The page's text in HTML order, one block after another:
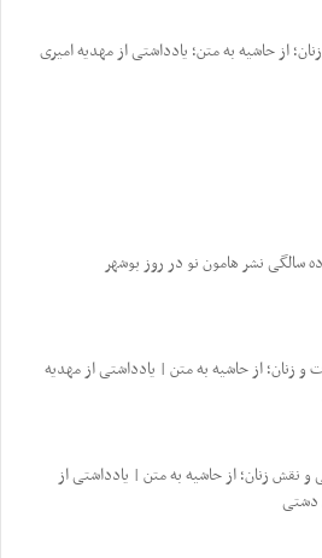
از حاشیه به متن؛ یادداشتی از مهدیه امیری
سالگی نشر هامون نو در روز بوشهر
زنان؛ از حاشیه به متن | یادداشتی از مهدیه
و نقش زنان؛ از حاشیه به متن | یادداشتی از
دشتی